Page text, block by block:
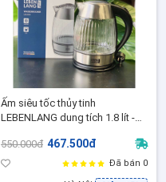
Ấm siêu tốc thủy tinh
LEBENLANG dung tích 1.8 lít -
550.000đ 467.500đ
Đã bán 0